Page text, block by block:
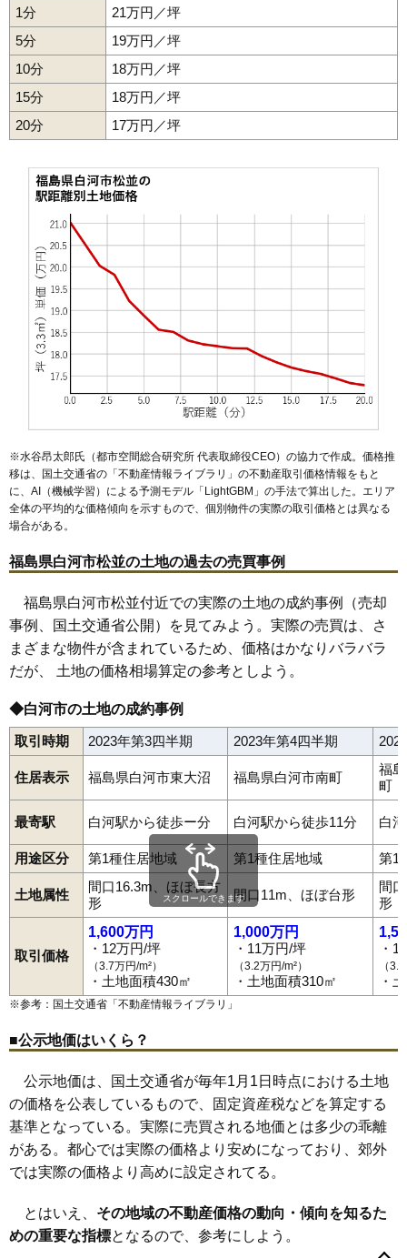
39 天神町
40 文珠山
41 北中川原
42 古高山
43 細工町
45 三本松山
46 四ツ谷
48 西三坂
49 明戸
50 田町 8.4万円 395万円 -10.0%
51 立石 8.0万円 1,650万円
52 638万円
7.8万円
追廻 7.5万円 495万円 2.0%
57 東大沼 7.5万円 972万円 -0.3%
58
60 西三坂山 7.0万円 765万円 8.4%
61 三本松 6.7万円 606万円 -0.6%
62 影鬼越 6.7万円 541万円 -0.1%
63 薄葉 6.6万円 472万円 -4.7%
64 鬼越 6.4万円 550万円
65 五番町川原 6.4万円
66 西大沼 6.3万円 1,257万円 4.1%
67 泉田 6.2万円 541万円 2.9%
68 老久保山 5.8万円 987万円 5.2%
5.6万円
71 八竜神 5.6万円 668万円 3.7%
72 豊地 5.5万円 432万円 4.9%
73 石切場 5.3万円 1,197万円 4.0%
白井掛下 521万円 -1.7%
立石山 1,589万円 6.9%
76 池下裏 5.1万円 417万円 -7.2%
78 金勝寺 4.9万円 452万円 -8.9%
79 十三原道上 4.8万円 2,890万円 4.7%
80 中島 4.8万円 458万円 -1.0%
81 萱根 4.5万円 366万円 0.5%
82 大 4.2万円 442万円 -7.7%
83 久田野 3.4万円 479万円
84 道東 3.4万円 517万円 -7.4%
85 大信田園町府 3.3万円 337万円
1分
21万円／坪
5分
19万円／坪
10分
18万円／坪
15分
18万円／坪
20分
17万円／坪
※水谷昂太郎氏（都市空間総合研究所 代表取締役CEO）の協力で作成。価格推
移は、国土交通省の「不動産情報ライブラリ 」の不動産取引価格情報をもと
に、AI（機械学習）による予測モデル「LightGBM」の手法で算出した。エリア
全体の平均的な価格傾向を示すもので、個別物件の実際の取引価格とは異なる
場合がある。
福島県白河市松並の土地の過去の売買事例
福島県白河市松並付近での実際の土地の成約事例（売却
事例、国土交通省公開）を見てみよう。実際の売買は、さ
まざまな物件が含まれているため、価格はかなりバラバラ
だが、 土地の価格相場算定の参考としよう。
◆白河市の土地の成約事例
取引時期 2023年第3四半期 2023年第4四半期
住居表示 福島県白河市東大沼 福島県白河市南町
福
町
最寄駅 白河駅から徒歩ー分 白河駅から徒歩11分 白
用途区分 第1種住居地域 第1種住居地域 第1
土地属性
間口16.3m、ほぼ長方
形
間口11m、ほぼ台形
間
形
取引価格
1,600万円
・12万円/坪
（3.7万円/m²）
・土地面積430㎡
1,000万円
・11万円/坪
（3.2万円/m²）
・土地面積310㎡
・
（
・
スクロールできます
※参考：国土交通省「不動産情報ライブラリ 」
■公示地価はいくら？
公示地価は、国土交通省が毎年1月1日時点における土地
の価格を公表しているもので、固定資産税などを算定する
基準となっている。実際に売買される地価とは多少の乖離
がある。都心では実際の価格より安めになっており、郊外
では実際の価格より高めに設定されてる。
とはいえ、 その地域の不動産価格の動向・傾向を知るた
めの重要な指標となるので、参考にしよう。
表郷番沢表郷八幡郭内影鬼越金屋町萱根関川窪北裏
北中川原北登り町北堀切北真舟 金勝寺 金鈴 久田野
五番町川原転坂 細工町栄町三本松三本松山 十文字